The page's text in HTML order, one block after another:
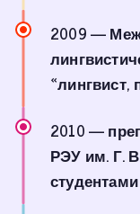
2009—
«лингвист,
2010—
РЭУ им. Г.